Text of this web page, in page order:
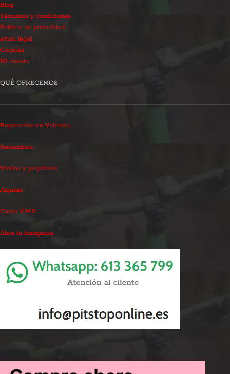
Blog
Términos y condiciones
Política de privacidad
aviso legal
Cookies
Mi cuenta
QUÉ OFRECEMOS
Reparación en Valencia
Recambios
Vinilos y pegatinas
Alquiler
Curso V.M.P.
Abre tu franquicia